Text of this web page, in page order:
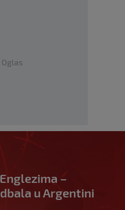
Oglas
–
u Argentini